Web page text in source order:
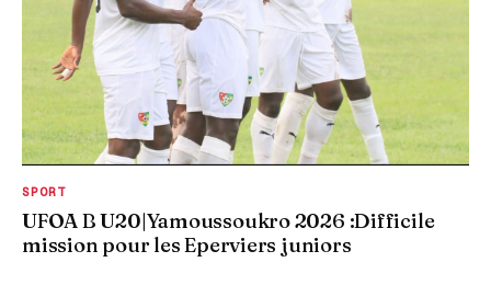
SPORT
UFOA B U20|Yamoussoukro 2026 :Difficile
mission pour les Eperviers juniors